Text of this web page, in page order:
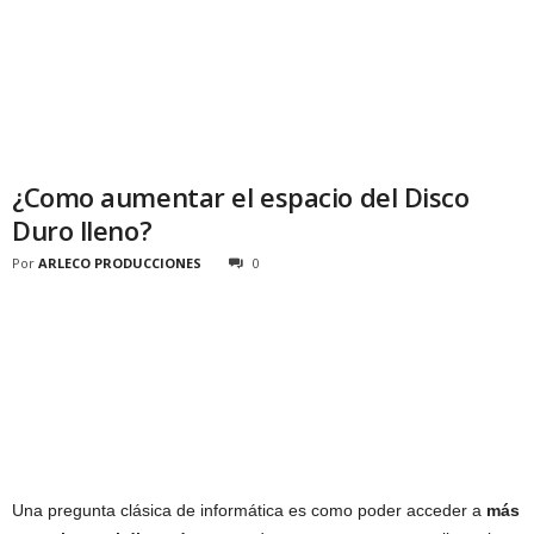
¿Como aumentar el espacio del Disco
Duro lleno?
Por ARLECO PRODUCCIONES 0
Una pregunta clásica de informática es como poder acceder a más